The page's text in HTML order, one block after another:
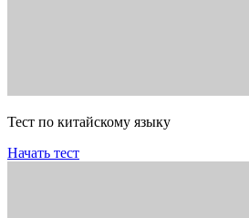
Тест по китайскому языку
Начать тест